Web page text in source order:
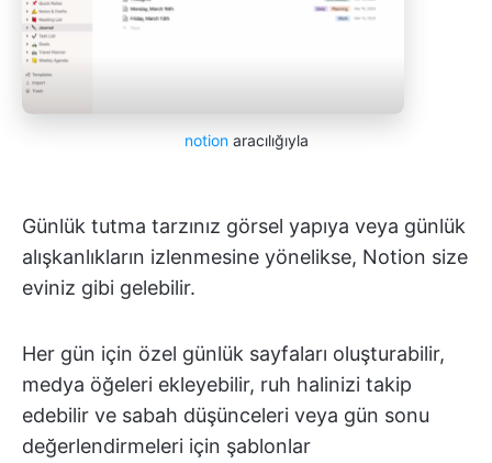
notionaracılığıyla
Günlük tutma tarzınız görsel yapıya veya günlük
alışkanlıkların izlenmesine yönelikse, Notion size
eviniz gibi gelebilir.
Her gün için özel günlük sayfaları oluşturabilir,
medya öğeleri ekleyebilir, ruh halinizi takip
edebilir ve sabah düşünceleri veya gün sonu
değerlendirmeleri için şablonlar